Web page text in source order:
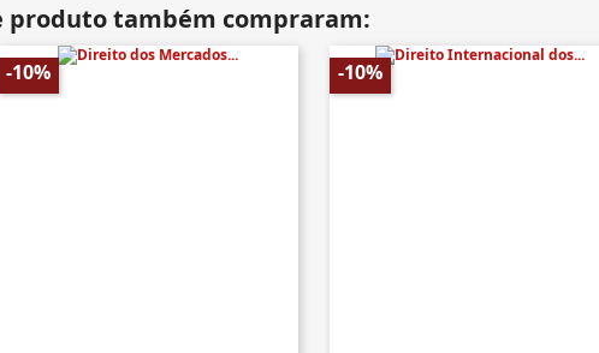
produto também compraram:
-10% -10%